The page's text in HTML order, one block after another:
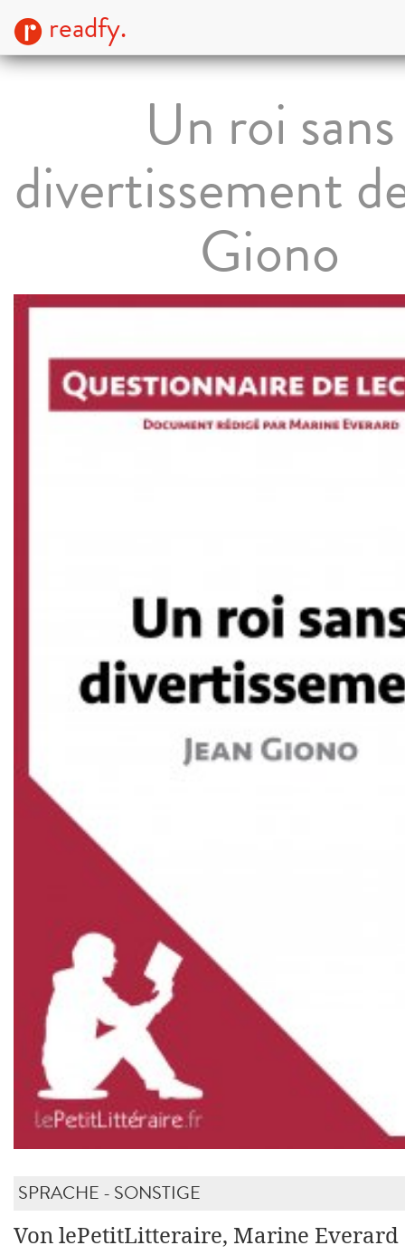
readfy.
Un roi sans
divertissement
Giono
SPRACHE - SONSTIGE
Von lePetitLitteraire, Marine Everard